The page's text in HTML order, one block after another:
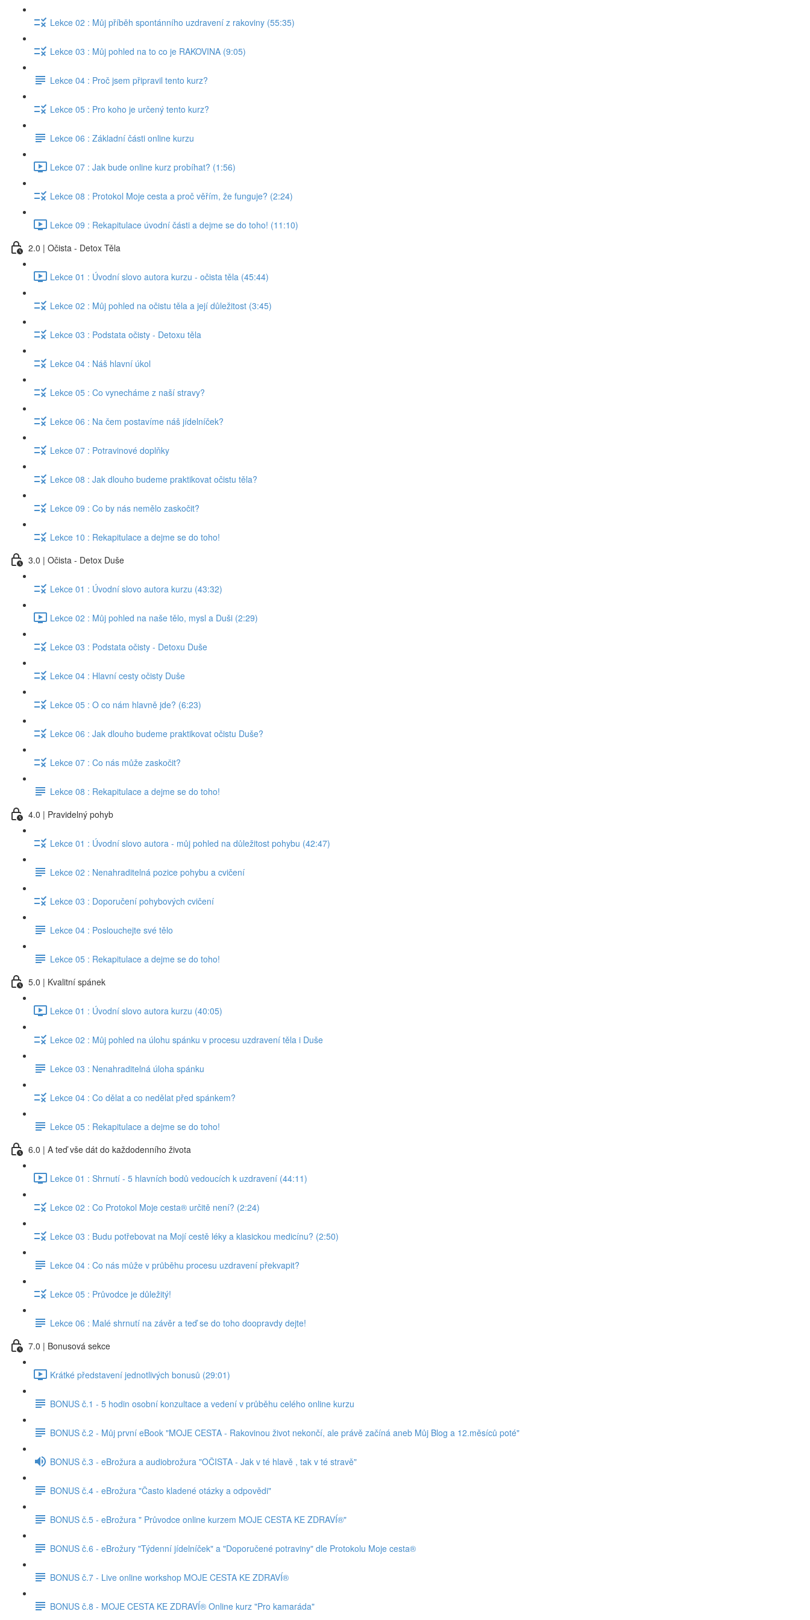
Lekce 02 : Můj příběh spontánního uzdravení z rakoviny (55:35)
Lekce 03 : Můj pohled na to co je RAKOVINA (9:05)
Lekce 04 : Proč jsem připravil tento kurz?
Lekce 05 : Pro koho je určený tento kurz?
Lekce 06 : Základní části online kurzu
Lekce 07 : Jak bude online kurz probíhat? (1:56)
Lekce 08 : Protokol Moje cesta a proč věřím, že funguje? (2:24)
Lekce 09 : Rekapitulace úvodní části a dejme se do toho! (11:10)
2.0 | Očista - Detox Těla
Lekce 01 : Úvodní slovo autora kurzu - očista těla (45:44)
Lekce 02 : Můj pohled na očistu těla a její důležitost (3:45)
Lekce 03 : Podstata očisty - Detoxu těla
Lekce 04 : Náš hlavní úkol
Lekce 05 : Co vynecháme z naší stravy?
Lekce 06 : Na čem postavíme náš jídelníček?
Lekce 07 : Potravinové doplňky
Lekce 08 : Jak dlouho budeme praktikovat očistu těla?
Lekce 09 : Co by nás nemělo zaskočit?
Lekce 10 : Rekapitulace a dejme se do toho!
3.0 | Očista - Detox Duše
Lekce 01 : Úvodní slovo autora kurzu (43:32)
Lekce 02 : Můj pohled na naše tělo, mysl a Duši (2:29)
Lekce 03 : Podstata očisty - Detoxu Duše
Lekce 04 : Hlavní cesty očisty Duše
Lekce 05 : O co nám hlavně jde? (6:23)
Lekce 06 : Jak dlouho budeme praktikovat očistu Duše?
Lekce 07 : Co nás může zaskočit?
Lekce 08 : Rekapitulace a dejme se do toho!
4.0 | Pravidelný pohyb
Lekce 01 : Úvodní slovo autora - můj pohled na důležitost pohybu (42:47)
Lekce 02 : Nenahraditelná pozice pohybu a cvičení
Lekce 03 : Doporučení pohybových cvičení
Lekce 04 : Poslouchejte své tělo
Lekce 05 : Rekapitulace a dejme se do toho!
5.0 | Kvalitní spánek
Lekce 01 : Úvodní slovo autora kurzu (40:05)
Lekce 02 : Můj pohled na úlohu spánku v procesu uzdravení těla i Duše
Lekce 03 : Nenahraditelná úloha spánku
Lekce 04 : Co dělat a co nedělat před spánkem?
Lekce 05 : Rekapitulace a dejme se do toho!
6.0 | A teď vše dát do každodenního života
Lekce 01 : Shrnutí - 5 hlavních bodů vedoucích k uzdravení (44:11)
Lekce 02 : Co Protokol Moje cesta® určitě není? (2:24)
Lekce 03 : Budu potřebovat na Mojí cestě léky a klasickou medicínu? (2:50)
Lekce 04 : Co nás může v průběhu procesu uzdravení překvapit?
Lekce 05 : Průvodce je důležitý!
Lekce 06 : Malé shrnutí na závěr a teď se do toho doopravdy dejte!
7.0 | Bonusová sekce
Krátké představení jednotlivých bonusů (29:01)
BONUS č.1 - 5 hodin osobní konzultace a vedení v průběhu celého online kurzu
BONUS č.2 - Můj první eBook "MOJE CESTA - Rakovinou život nekončí, ale právě začíná aneb Můj Blog a 12.měsíců poté"
BONUS č.3 - eBrožura a audiobrožura "OČISTA - Jak v té hlavě , tak v té stravě"
BONUS č.4 - eBrožura "Často kladené otázky a odpovědi"
BONUS č.5 - eBrožura " Průvodce online kurzem MOJE CESTA KE ZDRAVÍ®"
BONUS č.6 - eBrožury "Týdenní jídelníček" a "Doporučené potraviny" dle Protokolu Moje cesta®
BONUS č.7 - Live online workshop MOJE CESTA KE ZDRAVÍ®
BONUS č.8 - MOJE CESTA KE ZDRAVÍ® Online kurz "Pro kamaráda"